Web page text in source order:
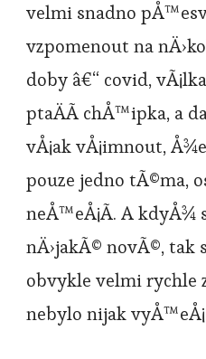
velmi snadno
vzpomenout na
doby â€“ covid,
ptaÄÃ­ chÅ™ipka, a
vÅ¡ak vÅ¡imnout,
pouze jedno tÃ©ma,
neÅ™eÅ¡Ã­. A
nÄ›jakÃ© novÃ©, tak
obvykle velmi rychle
nebylo nijak